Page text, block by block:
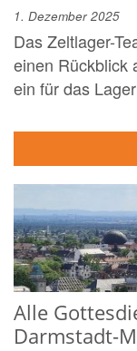
1. Dezember 2025
Das Zeltlager-
einen Rückblick
ein für das
Alle
Darmstadt-